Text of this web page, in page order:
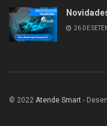
26 DE
© 2022 Atende Smart -